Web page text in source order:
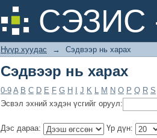
СЭЗИС
Сэдвээр нь харах
Нүүр хуудас → Сэдвээр нь харах
Сэдвээр нь харах
0-9 A B C D E F G H J K L M N O P Q R S
Эсвэл эхний хэдэн үсгийг оруул:
Дэс дараа: Үр дүн: